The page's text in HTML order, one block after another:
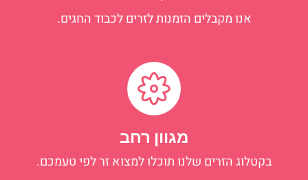
אנו מקבלים הזמנות לזרים לכבוד החגים.
מגוון רחב
בקטלוג הזרים שלנו תוכלו למצוא זר לפי טעמכם.